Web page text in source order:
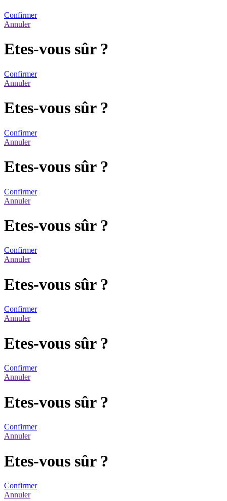
Confirmer
Annuler
Etes-vous sûr ?
Confirmer
Annuler
Etes-vous sûr ?
Confirmer
Annuler
Etes-vous sûr ?
Confirmer
Annuler
Etes-vous sûr ?
Confirmer
Annuler
Etes-vous sûr ?
Confirmer
Annuler
Etes-vous sûr ?
Confirmer
Annuler
Etes-vous sûr ?
Confirmer
Annuler
Etes-vous sûr ?
Confirmer
Annuler